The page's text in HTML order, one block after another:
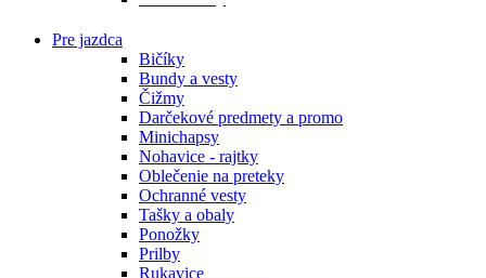
Pre jazdca
Bičíky
Bundy a vesty
Čižmy
Darčekové predmety a promo
Minichapsy
Nohavice - rajtky
Oblečenie na preteky
Ochranné vesty
Tašky a obaly
Ponožky
Prilby
Rukavice